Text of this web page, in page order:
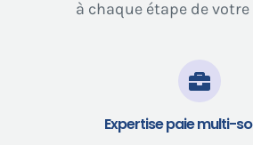
à chaque étape de
Expertise paie multi-